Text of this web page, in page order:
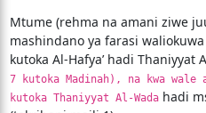
Mtume (rehma na amani ziwe
mashindano ya farasi
kutoka Al-Hafya’ hadi Thaniyyat
7 kutoka Madinah), na kwa wale
kutoka Thaniyyat Al-Wadahadi